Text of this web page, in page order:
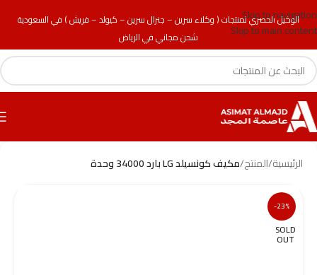
الوكيل الحصري لمنتجات ( وكلاء سرين – جنرال سرين – كيولد – فريش ) في السعودية
شحن مجاني في الرياض
Skip to navigation
Skip to main content
الرئيسية/المنتج/مكيف كونسيلد LG بارد 34000 وحدة
-23%
SOLD
OUT